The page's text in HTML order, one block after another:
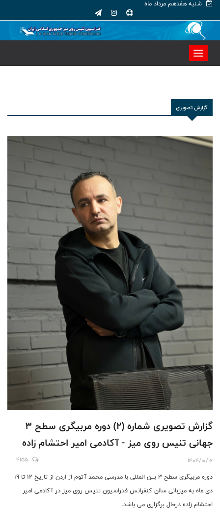
شنبه هفدهم مرداد ماه
گزارش تصویری
گزارش تصویری شماره (۲) دوره مربیگری سطح ۳
جهانی تنیس روی میز - آکادمی امیر احتشام زاده
1404/10/16
4155
دوره مربیگری سطح ۳ بین المللی با مدرسی محمد آتوم از اردن از تاریخ ۱۲ تا ۱۹
دی ماه به میزبانی سالن کنفرانس فدراسیون تنیس روی میز در آکادمی امیر
احتشام زاده درحال برگزاری می باشد.